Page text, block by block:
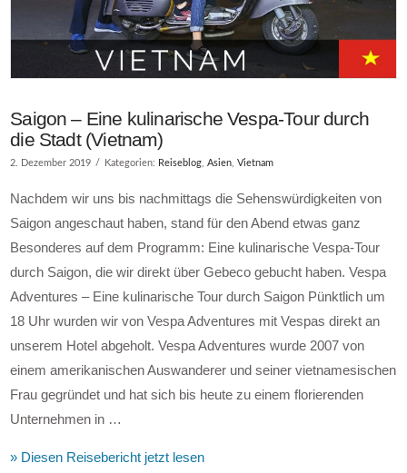
Saigon – Eine kulinarische Vespa-Tour durch
die Stadt (Vietnam)
2. Dezember 2019 Kategorien: Reiseblog ,Asien ,Vietnam
Nachdem wir uns bis nachmittags die Sehenswürdigkeiten von
Saigon angeschaut haben, stand für den Abend etwas ganz
Besonderes auf dem Programm: Eine kulinarische Vespa-Tour
durch Saigon, die wir direkt über Gebeco gebucht haben. Vespa
Adventures – Eine kulinarische Tour durch Saigon Pünktlich um
18 Uhr wurden wir von Vespa Adventures mit Vespas direkt an
unserem Hotel abgeholt. Vespa Adventures wurde 2007 von
einem amerikanischen Auswanderer und seiner vietnamesischen
Frau gegründet und hat sich bis heute zu einem florierenden
Unternehmen in …
» Diesen Reisebericht jetzt lesen